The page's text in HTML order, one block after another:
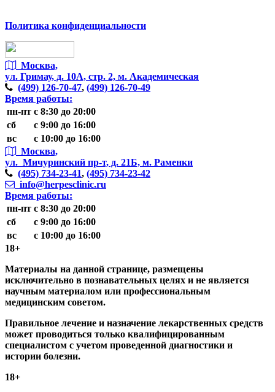
Политика конфиденциальности
Москва,
ул. Гримау, д. 10А, стр. 2, м. Академическая
(499) 126-70-47, (499) 126-70-49
Время работы:
пн-пт с 8:30 до 20:00
сб
с 9:00 до 16:00
вс
с 10:00 до 16:00
Москва,
ул. Мичуринский пр-т, д. 21Б, м. Раменки
(495) 734-23-41, (495) 734-23-42
info@herpesclinic.ru
Время работы:
пн-пт с 8:30 до 20:00
сб
с 9:00 до 16:00
вс
с 10:00 до 16:00
18+
Материалы на данной странице, размещены
исключительно в познавательных целях и не является
научным материалом или профессиональным
медицинским советом.
Правильное лечение и назначение лекарственных средств
может проводиться только квалифицированным
специалистом с учетом проведенной диагностики и
истории болезни.
18+